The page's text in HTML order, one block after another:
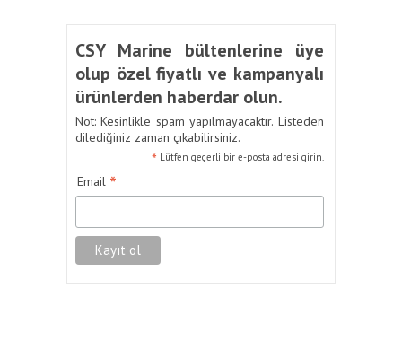
CSY Marine bültenlerine üye
olup özel fiyatlı ve kampanyalı
ürünlerden haberdar olun.
Not: Kesinlikle spam yapılmayacaktır. Listeden
dilediğiniz zaman çıkabilirsiniz.
* Lütfen geçerli bir e-posta adresi girin.
Email *